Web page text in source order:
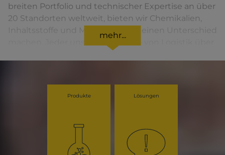
breiten Portfolio und technischer Expertise an über
20 Standorten weltweit, bieten wir Chemikalien,
Inhaltsstoffe und Materialien, die einen Unterschied
mehr...
Produkte Lösungen